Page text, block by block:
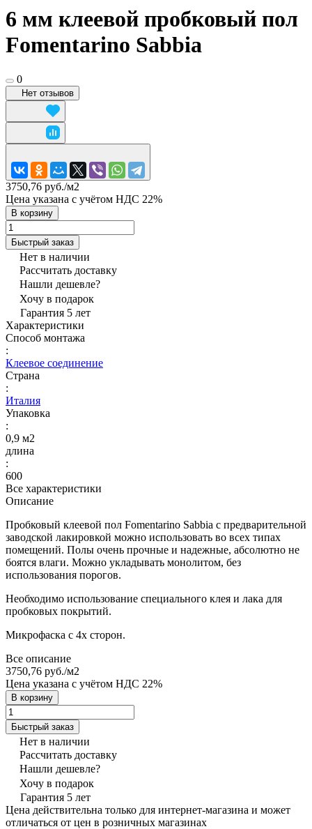
6 мм клеевой пробковый пол
Fomentarino Sabbia
0
Нет отзывов
3750,76 руб./м2
Цена указана с учётом НДС 22%
В корзину
Быстрый заказ
Нет в наличии
Рассчитать доставку
Нашли дешевле?
Хочу в подарок
Гарантия 5 лет
Характеристики
Способ монтажа
:
Клеевое соединение
Страна
:
Италия
Упаковка
:
0,9 м2
длина
:
600
Все характеристики
Описание
Пробковый клеевой пол Fomentarino Sabbia с предварительной
заводской лакировкой можно использовать во всех типах
помещений. Полы очень прочные и надежные, абсолютно не
боятся влаги. Можно укладывать монолитом, без
использования порогов.
Необходимо использование специального клея и лака для
пробковых покрытий.
Микрофаска с 4х сторон.
Все описание
3750,76 руб./м2
Цена указана с учётом НДС 22%
В корзину
Быстрый заказ
Нет в наличии
Рассчитать доставку
Нашли дешевле?
Хочу в подарок
Гарантия 5 лет
Цена действительна только для интернет-магазина и может
отличаться от цен в розничных магазинах